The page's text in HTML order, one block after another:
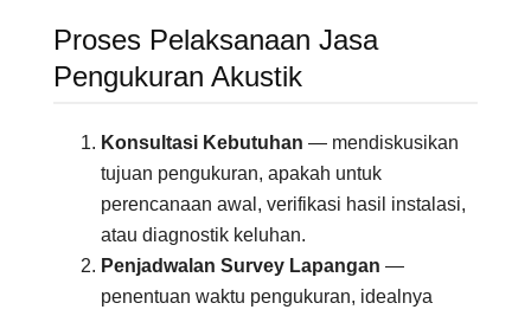
Proses Pelaksanaan Jasa
Pengukuran Akustik
Konsultasi Kebutuhan — mendiskusikan
tujuan pengukuran, apakah untuk
perencanaan awal, verifikasi hasil instalasi,
atau diagnostik keluhan.
Penjadwalan Survey Lapangan —
penentuan waktu pengukuran, idealnya